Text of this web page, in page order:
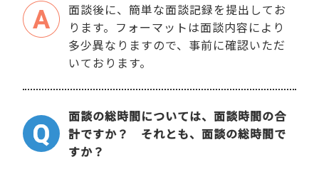
面談後に、簡単な面談記録を提出してお
ります。フォーマットは面談内容により
多少異なりますので、事前に確認いただ
いております。
面談の総時間については、面談時間の合
計ですか？ それとも、面談の総時間で
すか？